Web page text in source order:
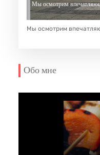
Мы осмотрим
Мы осмотрим
Обо мне